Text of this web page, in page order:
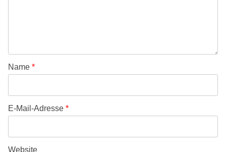
Name *
E-Mail-Adresse *
Website